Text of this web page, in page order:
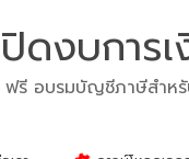
งบการเ
รี อบรมบัญชีภาษีสำหรั